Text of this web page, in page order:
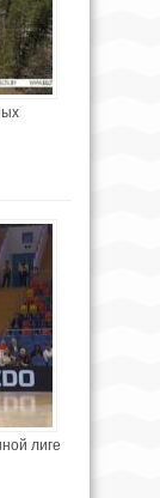
лиге